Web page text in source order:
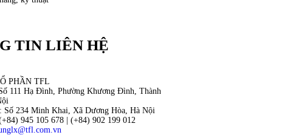
TIN LIÊN HỆ
PHẦN TFL
111 Hạ Đình, Phường Khương Đình, Thành
Số 234 Minh Khai, Xã Dương Hòa, Hà Nội
945 105 678 | (+84) 902 199 012